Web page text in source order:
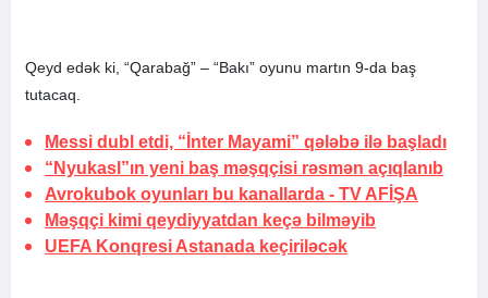
Qeyd edək ki, “Qarabağ” – “Bakı” oyunu martın 9-da baş
tutacaq.
Messi dubl etdi, “İnter Mayami” qələbə ilə başladı
“Nyukasl”ın yeni baş məşqçisi rəsmən açıqlanıb
Avrokubok oyunları bu kanallarda - TV AFİŞA
Məşqçi kimi qeydiyyatdan keçə bilməyib
UEFA Konqresi Astanada keçiriləcək